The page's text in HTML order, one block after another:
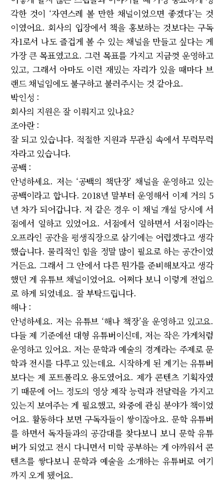
각한 것이 ‘자연스레 볼 만한 채널이었으면 좋겠다’는 것
이였어요. 회사의 입장에서 책을 홍보하는 것보다는 구독
자1로서 나도 즐겁게 볼 수 있는 채널을 만들고 싶다는 게
가장 큰 목표였고요. 그런 목표를 가지고 지금껏 운영하고
있고, 그래서 아마도 이런 재밌는 자리가 있을 때마다 브
랜드 채널임에도 불구하고 불러주시는 것 같아요.
박인성 :
회사의 지원은 잘 이뤄지고 있나요?
조아란 :
잘 되고 있습니다. 적절한 지원과 무관심 속에서 무럭무럭
자라고 있습니다.
공백 :
안녕하세요. 저는 ‘공백의 책단장’ 채널을 운영하고 있는
공백이라고 합니다. 2018년 말부터 운영해서 이제 거의 5
년 차가 되어갑니다. 저 같은 경우 이 채널 개설 당시에 서
점에서 일하고 있었어요. 서점에서 일하면서 서점이라는
오프라인 공간을 평생직장으로 삼기에는 어렵겠다고 생각
했습니다. 물리적인 힘을 정말 많이 필요로 하는 공간이었
거든요. 그래서 그 안에서 다른 뭔가를 준비해보자고 생각
했던 게 유튜브 채널이었어요. 어쩌다 보니 이렇게 전업으
로 하게 되었네요. 잘 부탁드립니다.
해나 :
안녕하세요. 저는 유튜브 ‘해나 책장’을 운영하고 있고요.
다들 제 기준에선 대형 유튜버이신데, 저는 작은 가게처럼
운영하고 있어요. 저는 문학과 예술의 경계라는 주제로 문
학과 전시를 다루고 있는데요. 시작하게 된 계기는 유튜버
보다는 제 포트폴리오 용도였어요. 제가 콘텐츠 기획자였
기 때문에 어느 정도의 영상 제작 능력과 전달력을 가지고
있는지 보여주는 게 필요했고, 와중에 관심 분야가 책이었
어요. 활동하다 보면 구독자들이 쌓이잖아요. 문학 유튜버
를 하면서 독자들과의 공감대를 찾다보니 보니 문학 유튜
버가 되었고 전시 다니면서 미학 공부하는 게 아까워서 콘
텐츠를 쌓다보니 문학과 예술을 소개하는 유튜버로 여기
까지 오게 됐어요.